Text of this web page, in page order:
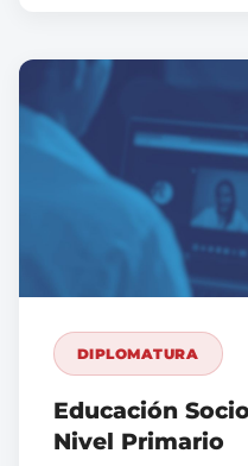
DIPLOMATURA
Educación
Nivel Primario